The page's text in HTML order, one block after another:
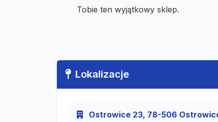
Tobie ten wyjątkowy sklep.
Lokalizacje
Ostrowice 23, 78-506